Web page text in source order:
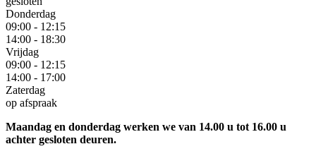
Donderdag
09:00 - 12:15
14:00 - 18:30
Vrijdag
09:00 - 12:15
14:00 - 17:00
Zaterdag
op afspraak
Maandag en donderdag werken we van 14.00 u tot 16.00 u
achter gesloten deuren.